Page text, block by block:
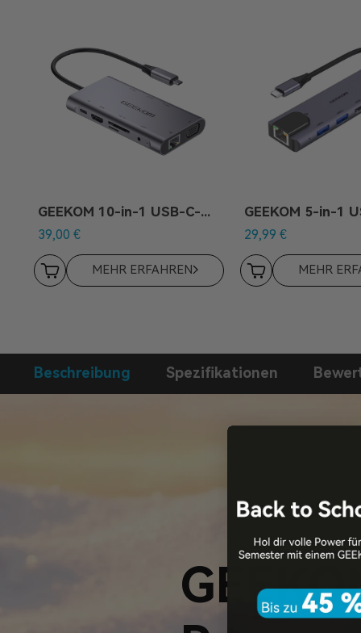
GEEKOM 10-in-1 USB-C-Hub
39,00 €
MEHR ERFAHREN
GEEKOM 5-in-1
29,99 €
MEHR
Beschreibung Spezifikationen